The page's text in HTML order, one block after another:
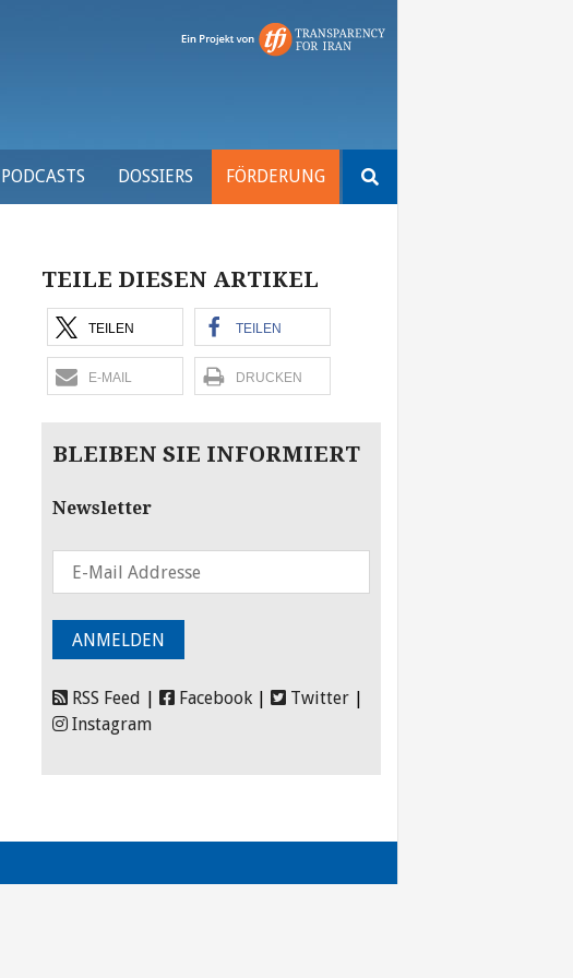
PODCASTS DOSSIERS FÖRDERUNG
nach:
TEILE DIESEN ARTIKEL
TEILEN TEILEN
E-MAIL DRUCKEN
BLEIBEN SIE INFORMIERT
Newsletter
RSS Feed Facebook Twitter
Instagram